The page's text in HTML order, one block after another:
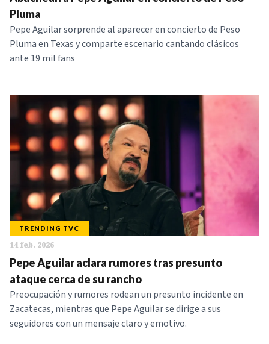
SERIES
Pluma
Pepe Aguilar sorprende al aparecer en concierto de Peso
Pluma en Texas y comparte escenario cantando clásicos
ante 19 mil fans
TRENDING TVC
14 feb. 2026
Pepe Aguilar aclara rumores tras presunto
ataque cerca de su rancho
Preocupación y rumores rodean un presunto incidente en
Zacatecas, mientras que Pepe Aguilar se dirige a sus
seguidores con un mensaje claro y emotivo.